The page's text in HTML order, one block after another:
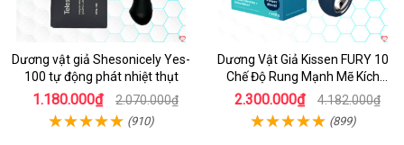
Dương vật giả Shesonicely Yes-
100 tự động phát nhiệt thụt
1.180.000₫ 2.070.000₫
(910)
Dương Vật Giả Kissen FURY 10
Chế Độ Rung Mạnh Mẽ Kích
Thích
2.300.000₫ 4.182.000₫
(899)